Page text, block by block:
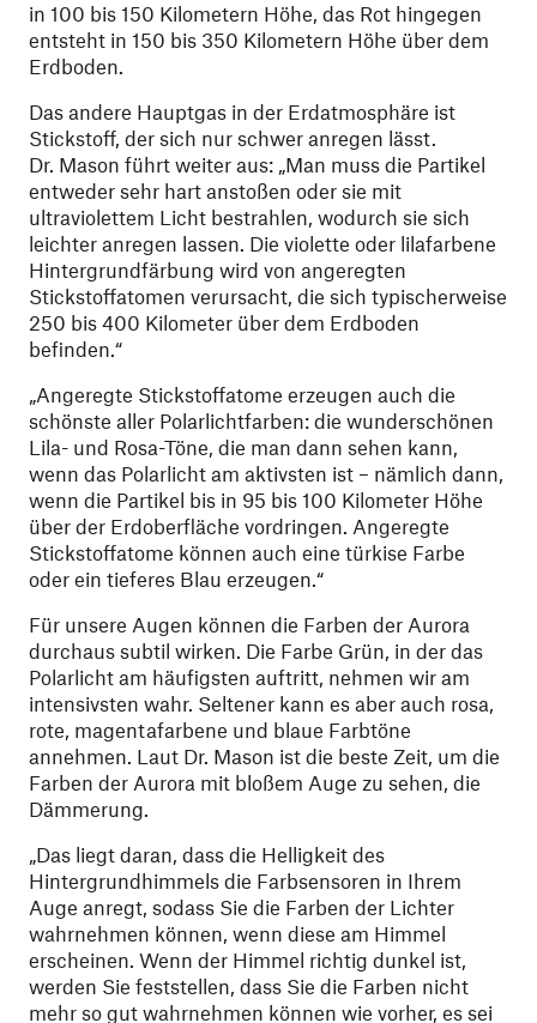
in 100 bis 150 Kilometern Höhe, das Rot hingegen
entsteht in 150 bis 350 Kilometern Höhe über dem
Erdboden.
Das andere Hauptgas in der Erdatmosphäre ist
Stickstoff, der sich nur schwer anregen lässt.
Dr. Mason führt weiter aus: „Man muss die Partikel
entweder sehr hart anstoßen oder sie mit
ultraviolettem Licht bestrahlen, wodurch sie sich
leichter anregen lassen. Die violette oder lilafarbene
Hintergrundfärbung wird von angeregten
Stickstoffatomen verursacht, die sich typischerweise
250 bis 400 Kilometer über dem Erdboden
befinden.“
„Angeregte Stickstoffatome erzeugen auch die
schönste aller Polarlichtfarben: die wunderschönen
Lila- und Rosa-Töne, die man dann sehen kann,
wenn das Polarlicht am aktivsten ist – nämlich dann,
wenn die Partikel bis in 95 bis 100 Kilometer Höhe
über der Erdoberfläche vordringen. Angeregte
Stickstoffatome können auch eine türkise Farbe
oder ein tieferes Blau erzeugen.“
Für unsere Augen können die Farben der Aurora
durchaus subtil wirken. Die Farbe Grün, in der das
Polarlicht am häufigsten auftritt, nehmen wir am
intensivsten wahr. Seltener kann es aber auch rosa,
rote, magentafarbene und blaue Farbtöne
annehmen. Laut Dr. Mason ist die beste Zeit, um die
Farben der Aurora mit bloßem Auge zu sehen, die
Dämmerung.
„Das liegt daran, dass die Helligkeit des
Hintergrundhimmels die Farbsensoren in Ihrem
Auge anregt, sodass Sie die Farben der Lichter
wahrnehmen können, wenn diese am Himmel
erscheinen. Wenn der Himmel richtig dunkel ist,
werden Sie feststellen, dass Sie die Farben nicht
mehr so gut wahrnehmen können wie vorher, es sei